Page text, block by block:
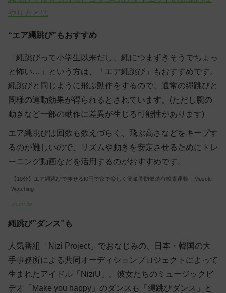
やり方とは
“エア縄跳び”もおすすめ
「縄跳びって小学生以来だし、縄につまずきそうでちょっ
と怖い…」という方は、「エア縄跳び」もおすすめです。
縄跳びと同じように飛ぶ動作をするので、通常の縄跳びと
同様の運動効果が得られるとされています。(ただし腕の
動きなど一部の動作に差異が生じる可能性があります)
エア縄跳びは回数も数えづらく、飛ぶ高さなどをキープす
るのが難しいので、リズムや動きを安定させるためにトレ
ーニング動画などを活用するのがおすすめです。
【10分】エア縄跳びで痩せる!0円で家で楽しく簡単脂肪燃焼有酸素運動! | Muscle
Watching
youtu.be
縄跳び”ダンス”も
人気番組「Nizi Project」でおなじみの、日本・韓国の大
手事務所による共同オーディションプロジェクトによって
生まれたアイドル「NiziU」。彼女たちのミュージックビ
デオ「Make you happy」のダンスも「縄跳びダンス」と